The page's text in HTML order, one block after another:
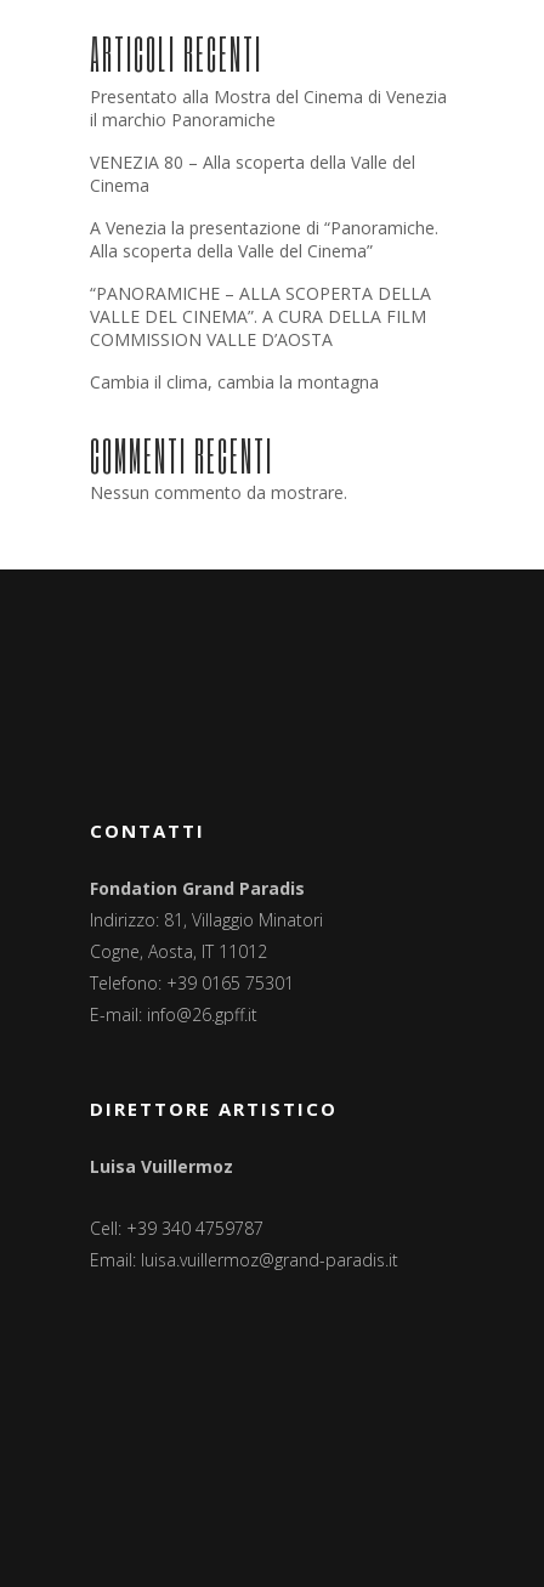
ARTICOLI RECENTI
Presentato alla Mostra del Cinema di Venezia
il marchio Panoramiche
VENEZIA 80 – Alla scoperta della Valle del
Cinema
A Venezia la presentazione di “Panoramiche.
Alla scoperta della Valle del Cinema”
“PANORAMICHE – ALLA SCOPERTA DELLA
VALLE DEL CINEMA”. A CURA DELLA FILM
COMMISSION VALLE D’AOSTA
Cambia il clima, cambia la montagna
COMMENTI RECENTI
Nessun commento da mostrare.
CONTATTI
Fondation Grand Paradis
Indirizzo: 81, Villaggio Minatori
Cogne, Aosta, IT 11012
Telefono: +39 0165 75301
E-mail: info@26.gpff.it
DIRETTORE ARTISTICO
Luisa Vuillermoz
Cell: +39 340 4759787
Email: luisa.vuillermoz@grand-paradis.it